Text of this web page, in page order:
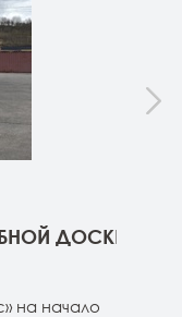
ДОСКИ
на начало